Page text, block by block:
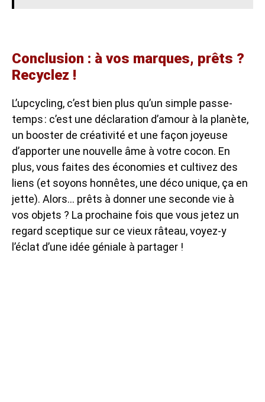
Conclusion : à vos marques, prêts ?
Recyclez !
L’upcycling, c’est bien plus qu’un simple passe-
temps : c’est une déclaration d’amour à la planète,
un booster de créativité et une façon joyeuse
d’apporter une nouvelle âme à votre cocon. En
plus, vous faites des économies et cultivez des
liens (et soyons honnêtes, une déco unique, ça en
jette). Alors… prêts à donner une seconde vie à
vos objets ? La prochaine fois que vous jetez un
regard sceptique sur ce vieux râteau, voyez-y
l’éclat d’une idée géniale à partager !